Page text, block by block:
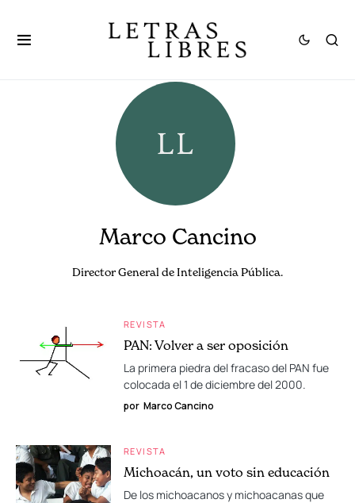
Marco Cancino
Director General de Inteligencia Pública.
REVISTA
PAN: Volver a ser oposición
La primera piedra del fracaso del PAN fue
colocada el 1 de diciembre del 2000.
por Marco Cancino
REVISTA
Michoacán, un voto sin educación
De los michoacanos y michoacanas que